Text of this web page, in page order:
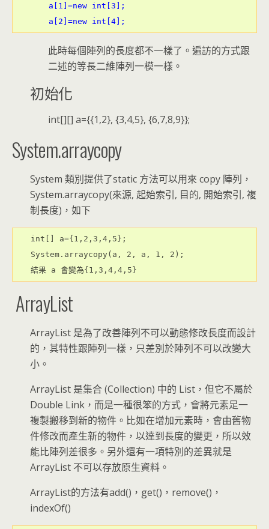
a[1]=new int[3];
a[2]=new int[4];
此時每個陣列的長度都不一樣了。遍訪的方式跟
二述的等長二維陣列一模一樣。
初始化
int[][] a={{1,2}, {3,4,5}, {6,7,8,9}};
System.arraycopy
System 類別提供了static 方法可以用來 copy 陣列，
System.arraycopy(來源, 起始索引, 目的, 開始索引, 複
制長度)，如下
int[] a={1,2,3,4,5};
System.arraycopy(a, 2, a, 1, 2);
結果 a 會變為{1,3,4,4,5}
ArrayList
ArrayList 是為了改善陣列不可以動態修改長度而設計
的，其特性跟陣列一樣，只差別於陣列不可以改變大
小。
ArrayList 是集合 (Collection) 中的 List，但它不屬於
Double Link，而是一種很笨的方式，會將元素足一
複製搬移到新的物件。比如在增加元素時，會由舊物
件修改而產生新的物件，以達到長度的變更，所以效
能比陣列差很多。另外還有一項特別的差異就是
ArrayList 不可以存放原生資料。
ArrayList的方法有add()，get()，remove()，
indexOf()